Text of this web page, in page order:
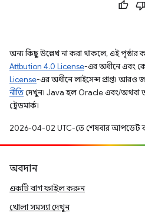
অন্য কিছু উল্লেখ না করা থাকলে, এই পৃষ্ঠার
Attribution 4.0 License-এর অধীনে এবং
License-এর অধীনে লাইসেন্স প্রাপ্ত। আরও
নীতিদেখুন। Java হল Oracle এবং/অথবা
ট্রেডমার্ক।
2026-04-02 UTC-তে শেষবার আপডেট
অবদান
একটি বাগ ফাইল করুন
খোলা সমস্যা দেখুন